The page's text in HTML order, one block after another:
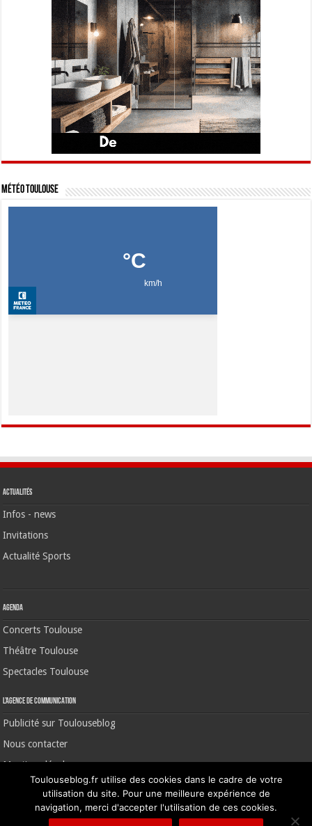
Météo Toulouse
Actualités
Infos - news
Invitations
Actualité Sports
Agenda
Concerts Toulouse
Théâtre Toulouse
Spectacles Toulouse
L’agence de communication
Publicité sur Toulouseblog
Nous contacter
Mentions légales
©2006-2026 Toulouse Blog | CNIL N° 1391640
Toulouseblog.fr utilise des cookies dans le cadre de votre
utilisation du site. Pour une meilleure expérience de
navigation, merci d'accepter l'utilisation de ces cookies.